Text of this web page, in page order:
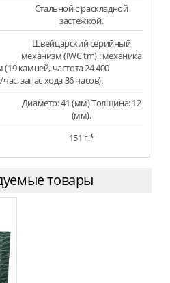
Стальной с раскладной
застежкой.
Швейцарский серийный
механизм (IWC tm) : механика
(19 камней, частота 24 400
запас хода 36 часов).
Диаметр: 41 (мм) Толщина: 12
(мм).
151 г.*
товары